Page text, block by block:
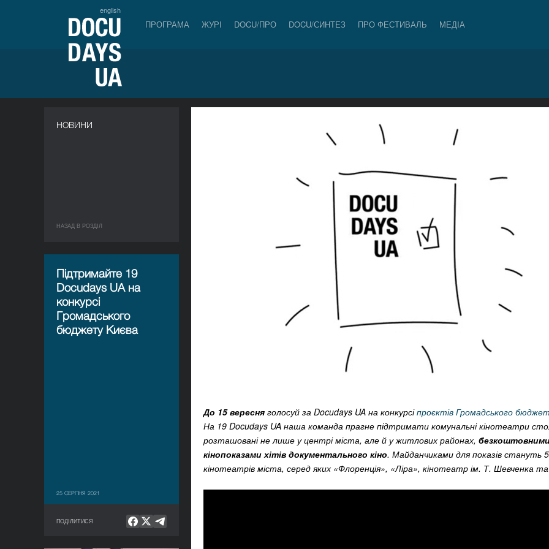
english
ПРОГРАМА ЖУРІ DOCU/ПРО DOCU/СИНТЕЗ ПРО ФЕСТИВАЛЬ МЕДІА
НОВИНИ
НАЗАД В РОЗДIЛ
Підтримайте 19
Docudays UA на
конкурсі
Громадського
бюджету Києва
25 СЕРПНЯ 2021
ПОДІЛИТИСЯ
До 15 вересня голосуй за Docudays UA на конкурсіпроєктів Громадського
На 19 Docudays UA наша команда прагне підтримати комунальні кінотеатри
розташовані не лише у центрі міста, але й у житлових районах,
кінопоказами хітів документального кіно. Майданчиками для показів стануть
кінотеатрів міста, серед яких «Флоренція», «Ліра», кінотеатр ім. Т. Шевченка та